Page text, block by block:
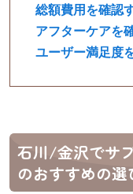
総額費用を確認
アフターケアを
ユーザー満足度
石川/金沢でサ
のおすすめの